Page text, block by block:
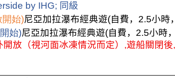
by IHG; 同級
開始)尼亞加拉瀑布經典遊(自費， 2.5小時
始)尼亞加拉瀑布經典遊(自費， 2.5小時
開放（視河面冰凍情況而定）,遊船關閉後,